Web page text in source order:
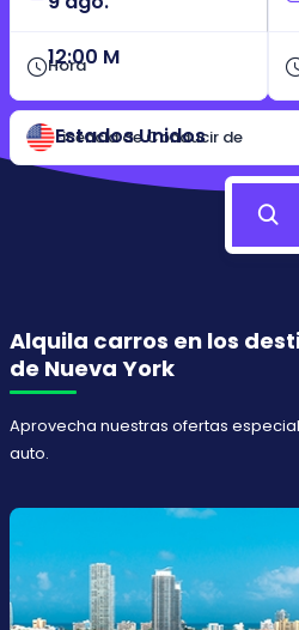
Hora
12:00 M
Licencia de Conducir de
Estados Unidos
Alquila carros en los
de Nueva York
Aprovecha nuestras ofertas
auto.